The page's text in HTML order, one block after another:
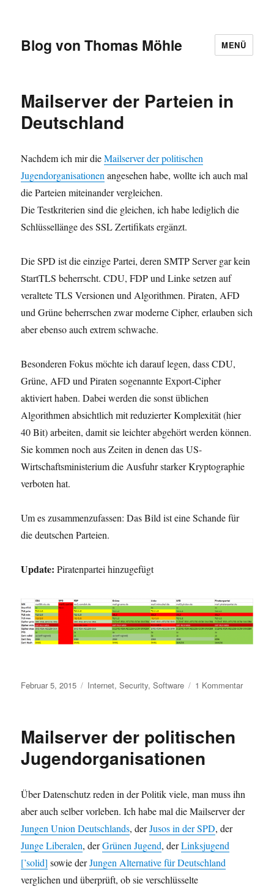
Blog von Thomas Möhle MENÜ
Mailserver der Parteien in
Deutschland
Nachdem ich mir dieMailserver der politischen
Jugendorganisationen angesehen habe, wollte ich auch mal
die Parteien miteinander vergleichen.
Die Testkriterien sind die gleichen, ich habe lediglich die
Schlüssellänge des SSL Zertifikats ergänzt.
Die SPD ist die einzige Partei, deren SMTP Server gar kein
StartTLS beherrscht. CDU, FDP und Linke setzen auf
veraltete TLS Versionen und Algorithmen. Piraten, AFD
und Grüne beherrschen zwar moderne Cipher, erlauben sich
aber ebenso auch extrem schwache.
Besonderen Fokus möchte ich darauf legen, dass CDU,
Grüne, AFD und Piraten sogenannte Export-Cipher
aktiviert haben. Dabei werden die sonst üblichen
Algorithmen absichtlich mit reduzierter Komplexität (hier
40 Bit) arbeiten, damit sie leichter abgehört werden können.
Sie kommen noch aus Zeiten in denen das US-
Wirtschaftsministerium die Ausfuhr starker Kryptographie
verboten hat.
Um es zusammenzufassen: Das Bild ist eine Schande für
die deutschen Parteien.
Update: Piratenpartei hinzugefügt
Veröffentlicht
Februar 5, 2015 Kategorien
Internet,Security,Software 1 Kommentarzu
Mailserver der politischen
Jugendorganisationen
Über Datenschutz reden in der Politik viele, man muss ihn
aber auch selber vorleben. Ich habe mal die Mailserver der
Jungen Union Deutschlands, derJusos in der SPD, der
Junge Liberalen, derGrünen Jugend, derLinksjugend
[’solid] sowie derJungen Alternative für Deutschland
verglichen und überprüft, ob sie verschlüsselte